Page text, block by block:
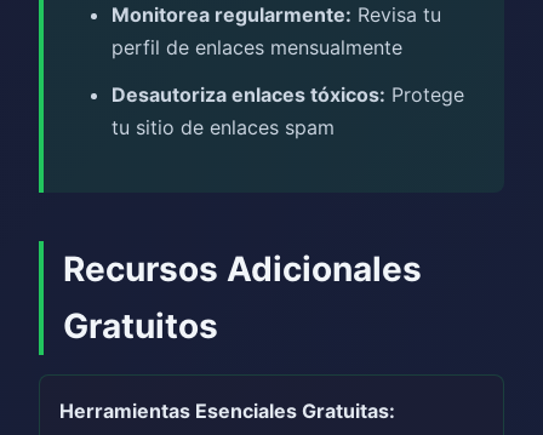
Monitorea regularmente: Revisa tu
perfil de enlaces mensualmente
Desautoriza enlaces tóxicos: Protege
tu sitio de enlaces spam
Recursos Adicionales
Gratuitos
Herramientas Esenciales Gratuitas: